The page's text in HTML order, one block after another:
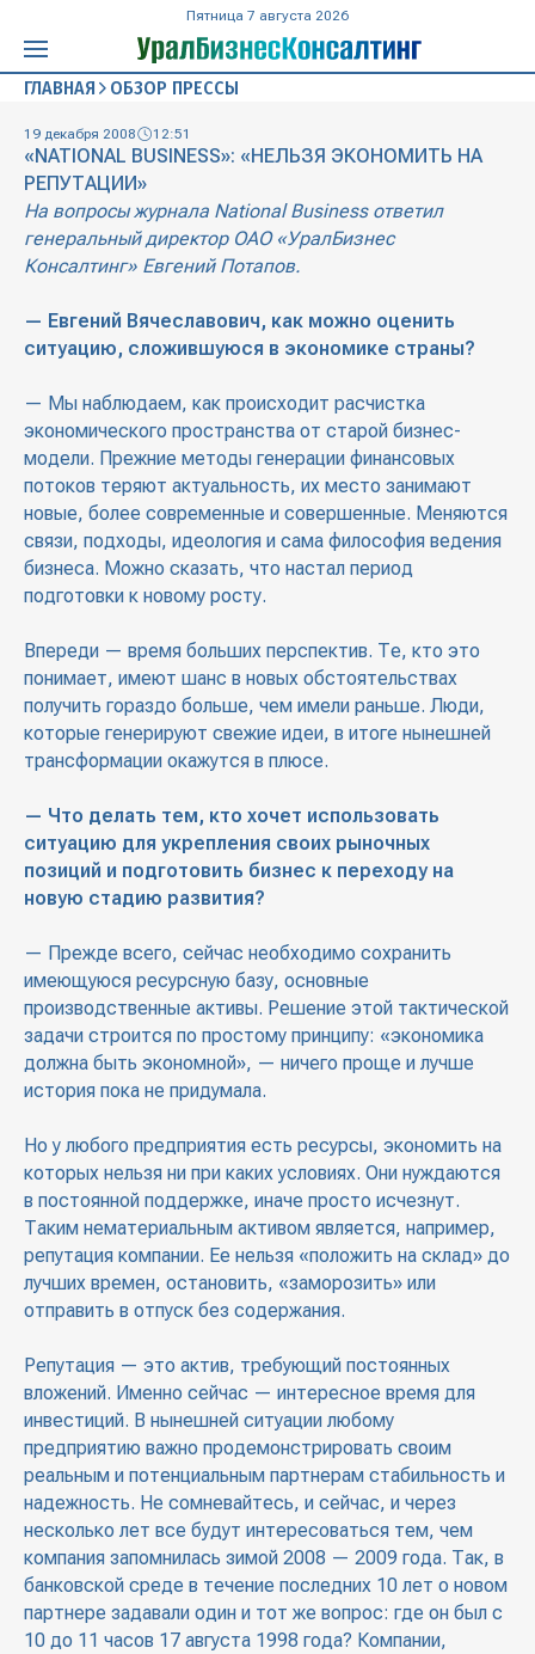
Пятница 7 августа 2026
ГЛАВНАЯ ОБЗОР ПРЕССЫ
19 декабря 2008 12:51
«NATIONAL BUSINESS»: «НЕЛЬЗЯ ЭКОНОМИТЬ НА
РЕПУТАЦИИ»
На вопросы журнала National Business ответил
генеральный директор ОАО «УралБизнес
Консалтинг» Евгений Потапов.
— Евгений Вячеславович, как можно оценить
ситуацию, сложившуюся в экономике страны?
— Мы наблюдаем, как происходит расчистка
экономического пространства от старой бизнес-
модели. Прежние методы генерации финансовых
потоков теряют актуальность, их место занимают
новые, более современные и совершенные. Меняются
связи, подходы, идеология и сама философия ведения
бизнеса. Можно сказать, что настал период
подготовки к новому росту.
Впереди — время больших перспектив. Те, кто это
понимает, имеют шанс в новых обстоятельствах
получить гораздо больше, чем имели раньше. Люди,
которые генерируют свежие идеи, в итоге нынешней
трансформации окажутся в плюсе.
— Что делать тем, кто хочет использовать
ситуацию для укрепления своих рыночных
позиций и подготовить бизнес к переходу на
новую стадию развития?
— Прежде всего, сейчас необходимо сохранить
имеющуюся ресурсную базу, основные
производственные активы. Решение этой тактической
задачи строится по простому принципу: «экономика
должна быть экономной», — ничего проще и лучше
история пока не придумала.
Но у любого предприятия есть ресурсы, экономить на
которых нельзя ни при каких условиях. Они нуждаются
в постоянной поддержке, иначе просто исчезнут.
Таким нематериальным активом является, например,
репутация компании. Ее нельзя «положить на склад» до
лучших времен, остановить, «заморозить» или
отправить в отпуск без содержания.
Репутация — это актив, требующий постоянных
вложений. Именно сейчас — интересное время для
инвестиций. В нынешней ситуации любому
предприятию важно продемонстрировать своим
реальным и потенциальным партнерам стабильность и
надежность. Не сомневайтесь, и сейчас, и через
несколько лет все будут интересоваться тем, чем
компания запомнилась зимой 2008 — 2009 года. Так, в
банковской среде в течение последних 10 лет о новом
партнере задавали один и тот же вопрос: где он был с
10 до 11 часов 17 августа 1998 года? Компании,